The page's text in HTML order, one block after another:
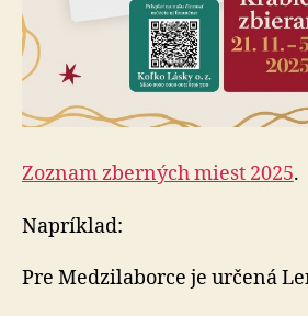
Zoznam zberných miest 2025.
Napríklad:
Pre Medzilaborce je určená